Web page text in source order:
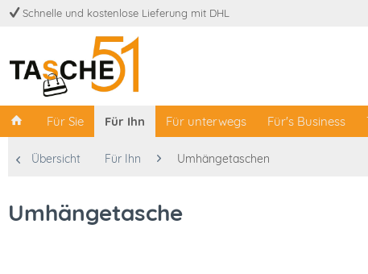
Schnelle und kostenlose Lieferung mit DHL
Für Sie Für Ihn Für unterwegs Für's Business
Übersicht Für Ihn Umhängetaschen
Umhängetasche